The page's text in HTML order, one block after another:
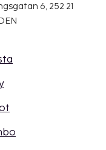
6, 252 21